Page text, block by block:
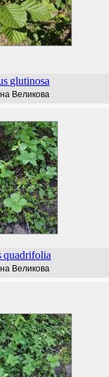
glutinosa
Великова
quadrifolia
Великова